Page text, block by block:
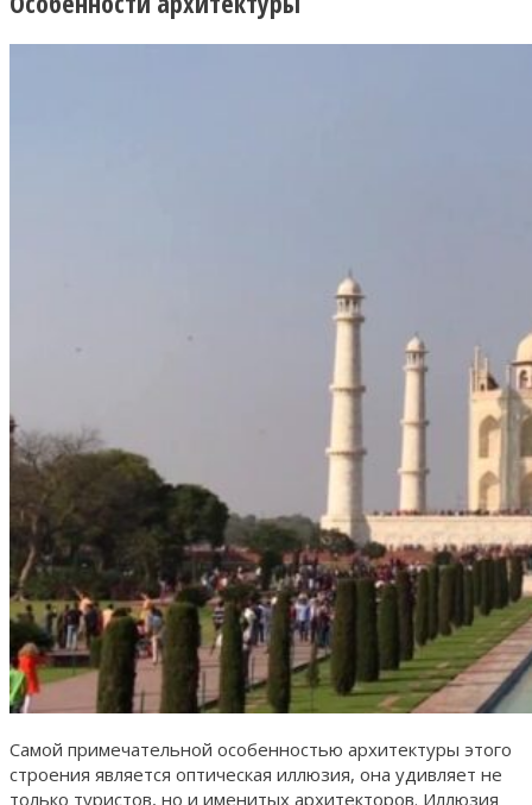
Самой примечательной особенностью архитектуры этого
строения является оптическая иллюзия, она удивляет не
только туристов, но и именитых архитекторов. Иллюзия